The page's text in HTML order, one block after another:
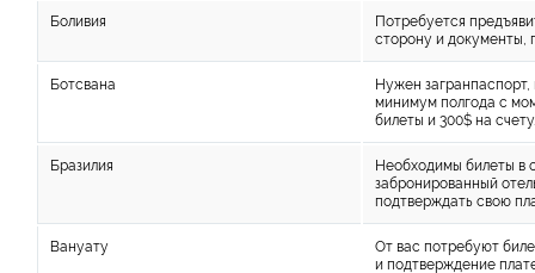
Боливия
Потребуется
сторону и документы,
Ботсвана
Нужен
минимум полгода с
билеты и 300$ на
Бразилия
Необходимы билеты в
забронированный
подтверждать свою
Вануату
От вас потребуют
и подтверждение